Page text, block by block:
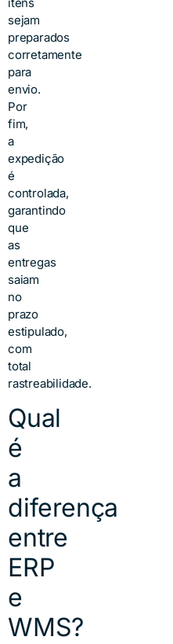
sejam
preparados
corretamente
para
envio.
Por
fim,
a
expedição
é
controlada,
garantindo
que
as
entregas
saiam
no
prazo
estipulado,
com
total
rastreabilidade.
Qual
é
a
diferença
entre
ERP
e
WMS?